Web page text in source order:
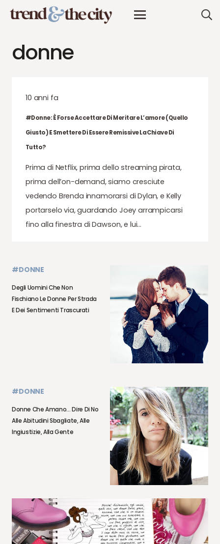
donne
10 anni fa
#Donne: È Forse Accettare Di Meritare L’amore (quello
Giusto) E Smettere Di Essere Remissive La Chiave Di
Tutto?
Prima di Netflix, prima dello streaming pirata,
prima dell’on-demand, siamo cresciute
vedendo Brenda innamorarsi di Dylan, e Kelly
portarselo via, guardando Joey arrampicarsi
fino alla finestra di Dawson, e lui…
#DONNE
Degli Uomini Che Non
Fischiano Le Donne Per Strada
E Dei Sentimenti Trascurati
#DONNE
Donne Che Amano… Dire Di No
Alle Abitudini Sbagliate, Alle
Ingiustizie, Alla Gente